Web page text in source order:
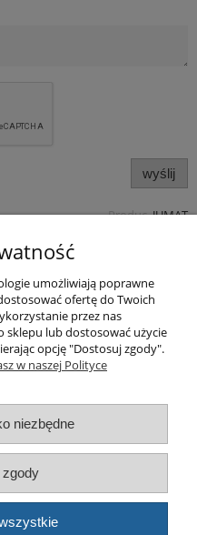
wyślij
Produc.JUMAT
zastrzeżone
Shoper.pl
umożliwiają poprawne
ofertę do Twoich
przez nas
sklepu lub dostosować użycie
opcję "Dostosuj zgody".
w naszej Polityce
niezbędne